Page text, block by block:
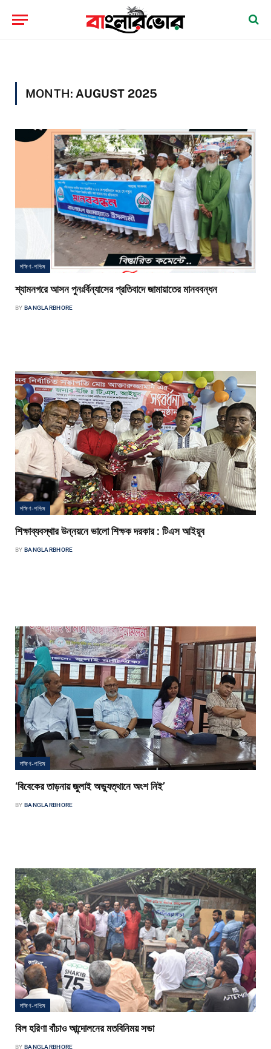
MONTH: AUGUST 2025
দক্ষিণ-পশ্চিম
শ্যামনগরে আসন পুনঃর্বিন্যাসের প্রতিবাদে জামায়াতের মানববন্ধন
BY BANGLARBHORE
দক্ষিণ-পশ্চিম
শিক্ষাব্যবস্থার উন্নয়নে ভালো শিক্ষক দরকার : টিএস আইয়ূব
BY BANGLARBHORE
দক্ষিণ-পশ্চিম
‘বিবেকের তাড়নায় জুলাই অভ্যুত্থানে অংশ নিই’
BY BANGLARBHORE
দক্ষিণ-পশ্চিম
বিল হরিণা বাঁচাও আন্দোলনের মতবিনিময় সভা
BY BANGLARBHORE